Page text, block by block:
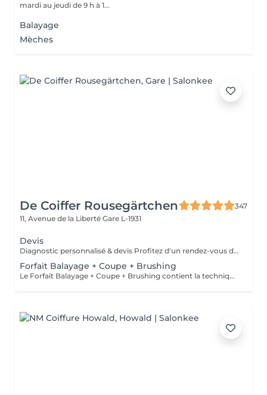
mardi au jeudi de 9 h à 1...
Balayage
Mèches
De Coiffer Rousegärtchen
347
11, Avenue de la Liberté Gare L-1931
Devis
Diagnostic personnalisé & devis Profitez d'un rendez-vous dédié pour échanger sur votre projet, recevoir des conseils personnalisés et obtenir un devis sur mesure. Le montant du rendez-vous sera déduit lors de la réalisation de votre prestation.
Forfait Balayage + Coupe + Brushing
Le Forfait Balayage + Coupe + Brushing contient la technique Balayage, un coulage (pour donner le bon reflet au Balayage), Olaplex, une Coupe et un Brushing. Dépendant de la quantité de produit utilisée ou de la longueur des cheveux, le prix peut varier. En cas de questions veuillez appeler au +352 26 35 02 89.